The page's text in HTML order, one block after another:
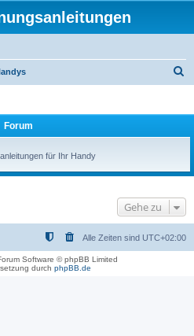
Forum
für Ihr Handy
Gehe zu
Alle Zeiten sind UTC+02:00
Software © phpBB Limited
durch phpBB.de